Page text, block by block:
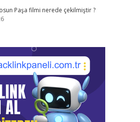
Paşa filmi nerede çekilmiştir ?